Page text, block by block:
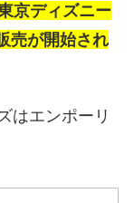
京ディズニー
売が開始され
はエンポーリ